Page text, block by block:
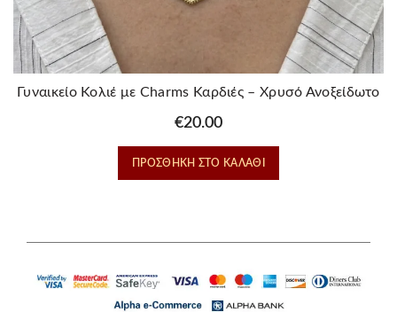
Γυναικείο Κολιέ με Charms Καρδιές – Χρυσό Ανοξείδωτο
€20.00
ΠΡΟΣΘΉΚΗ ΣΤΟ ΚΑΛΆΘΙ